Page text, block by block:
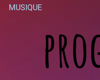
MUSIQUE